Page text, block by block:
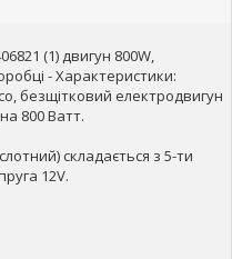
(1) двигун 800W,
- Характеристики:
безщітковий електродвигун
800 Ватт.
складається з 5-ти
12V.